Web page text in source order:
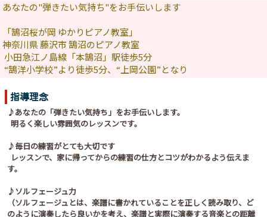
あなたの"弾きたい気持ち"をお手伝いします
「鵠沼桜が岡 ゆかりピアノ教室」
神奈川県 藤沢市 鵠沼のピアノ教室
小田急江ノ島線「本鵠沼」駅徒歩5分
“鵠洋小学校”より徒歩5分、“上岡公園”となり
指導理念
♪あなたの「弾きたい気持ち」をお手伝いします。
明るく楽しい雰囲気のレッスンです。
♪毎日の練習がとても大切です
レッスンで、家に帰ってからの練習の仕方とコツがわかるよう伝えま
す。
♪ソルフェージュ力
（ソルフェージュとは、楽譜に書かれていることを正しく読み取り、ど
のように演奏したら良いかを考え、楽譜と実際に演奏する音楽との距離